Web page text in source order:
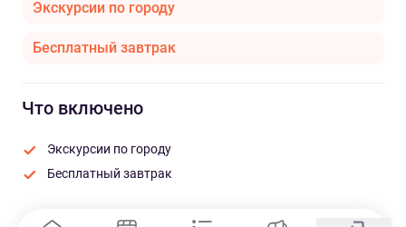
Экскурсии по городу
Бесплатный завтрак
Что включено
Экскурсии по городу
Бесплатный завтрак